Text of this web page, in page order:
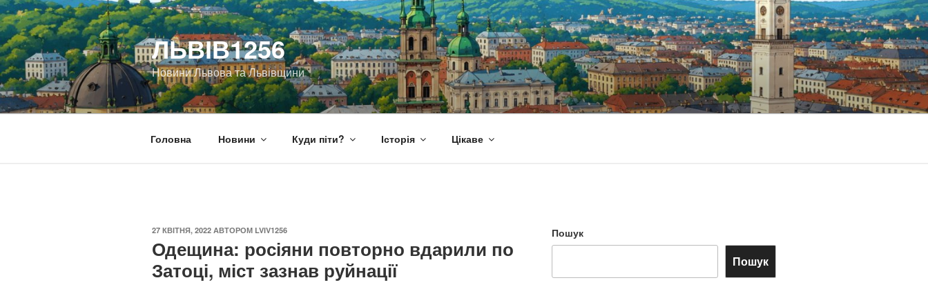
Перейти
до
вмісту
ЛЬВІВ1256
Новини Львова та Львівщини
Головна Новини Куди піти? Історія Цікаве
ОПУБЛІКОВАНО
27 КВІТНЯ, 2022 АВТОРОМ LVIV1256
Одещина: росіяни повторно вдарили по
Затоці, міст зазнав руйнації
Пошук
Пошук